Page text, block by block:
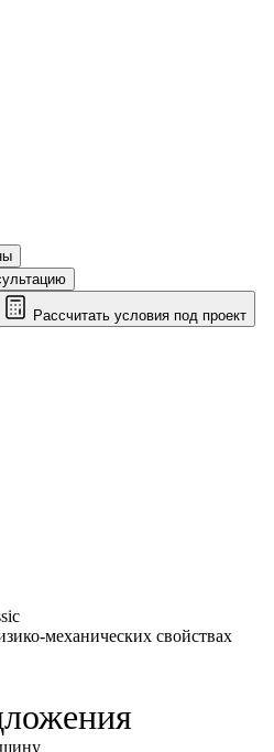
Рассчитать условия под проект
механических свойствах